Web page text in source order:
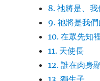
8. 祂將是、
9. 祂將是我
10. 在眾先知
11. 天使長
12. 誰在肉身